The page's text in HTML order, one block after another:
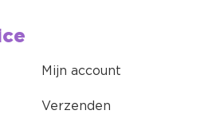
Mijn account
Verzenden